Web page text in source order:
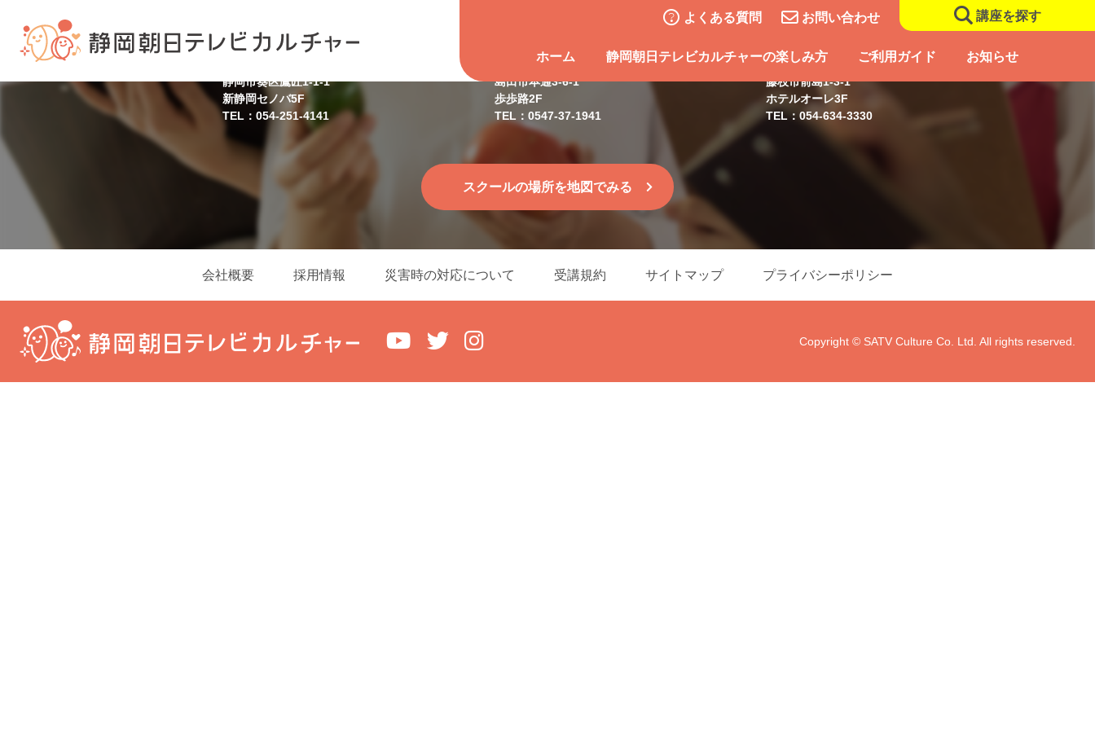
よくある質問 お問い合わせ 講座を探す
ホーム 静岡朝日テレビカルチャーの楽しみ方 ご利用ガイド お知らせ
静岡スクール
静岡市葵区鷹匠1-1-1
新静岡セノバ5F
TEL：054-251-4141
島田スクール
島田市本通3-6-1
歩歩路2F
TEL：0547-37-1941
藤枝スクール
藤枝市前島1-3-1
ホテルオーレ3F
TEL：054-634-3330
スクールの場所を地図でみる
会社概要 採用情報 災害時の対応について 受講規約 サイトマップ プライバシーポリシー
Copyright © SATV Culture Co. Ltd. All rights reserved.